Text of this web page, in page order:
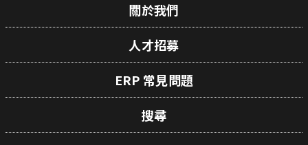
關於我們
人才招募
ERP 常見問題
搜尋